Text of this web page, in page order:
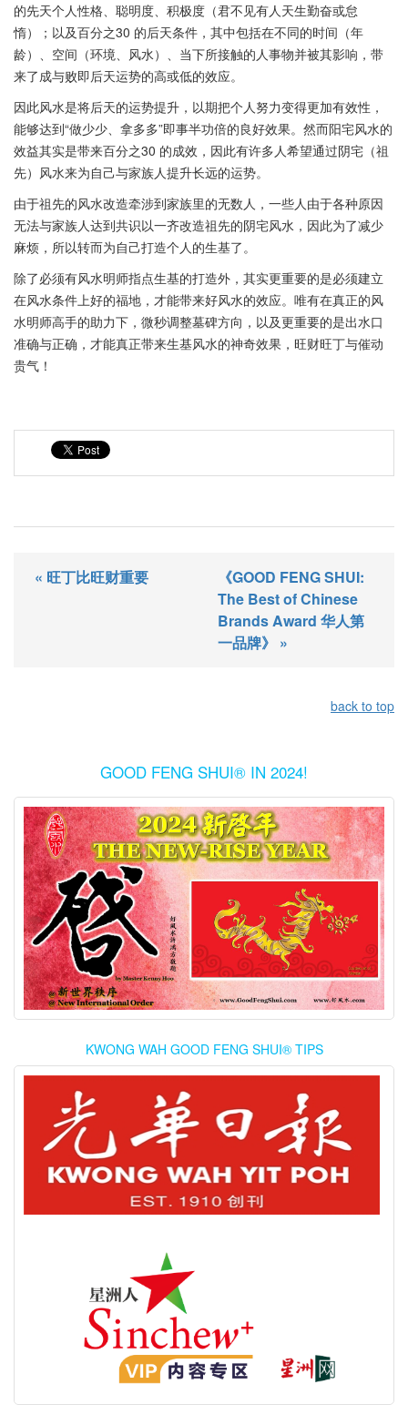
的先天个人性格、聪明度、积极度（君不见有人天生勤奋或怠
惰）；以及百分之30 的后天条件，其中包括在不同的时间（年
龄）、空间（环境、风水）、当下所接触的人事物并被其影响，带
来了成与败即后天运势的高或低的效应。
因此风水是将后天的运势提升，以期把个人努力变得更加有效性，
能够达到“做少少、拿多多”即事半功倍的良好效果。然而阳宅风水的
效益其实是带来百分之30 的成效，因此有许多人希望通过阴宅（祖
先）风水来为自己与家族人提升长远的运势。
由于祖先的风水改造牵涉到家族里的无数人，一些人由于各种原因
无法与家族人达到共识以一齐改造祖先的阴宅风水，因此为了减少
麻烦，所以转而为自己打造个人的生基了。
除了必须有风水明师指点生基的打造外，其实更重要的是必须建立
在风水条件上好的福地，才能带来好风水的效应。唯有在真正的风
水明师高手的助力下，微秒调整墓碑方向，以及更重要的是出水口
准确与正确，才能真正带来生基风水的神奇效果，旺财旺丁与催动
贵气！
« 旺丁比旺财重要
《GOOD FENG SHUI:
The Best of Chinese
Brands Award 华人第
一品牌》 »
back to top
GOOD FENG SHUI® IN 2024!
KWONG WAH GOOD FENG SHUI® TIPS